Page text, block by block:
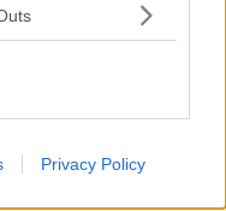
Privacy Policy
att hämnas på